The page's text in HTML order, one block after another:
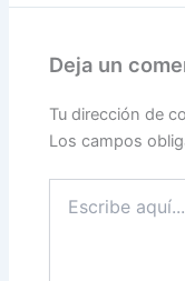
Deja un
Tu dirección de
Los campos
aquí...